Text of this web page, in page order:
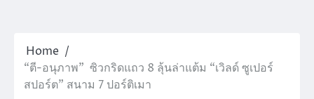
Home
“ตี-อนุภาพ” ซิวกริดแถว 8 ลุ้นล่าแต้ม “เวิลด์ ซูเปอร์
สปอร์ต” สนาม 7 ปอร์ติเมา